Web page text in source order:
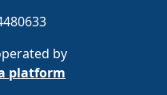
by
platform